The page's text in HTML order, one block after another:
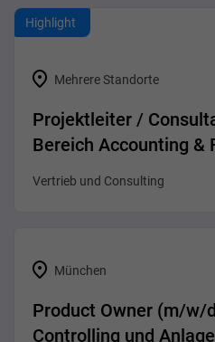
Highlight
Mehrere Standorte
Projektleiter /
Bereich Accounting &
Vertrieb und Consulting
München
Product Owner (m/w/
Controlling und